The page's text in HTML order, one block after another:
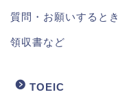
質問・お願いするとき
領収書など
TOEIC